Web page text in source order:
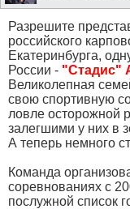
Разрешите
российского
Екатеринбурга,
России - "Стадис"
Великолепная
свою спортивную
ловле осторожной
залегшими у них в
А теперь немного
Команда
соревнованиях с
послужной список